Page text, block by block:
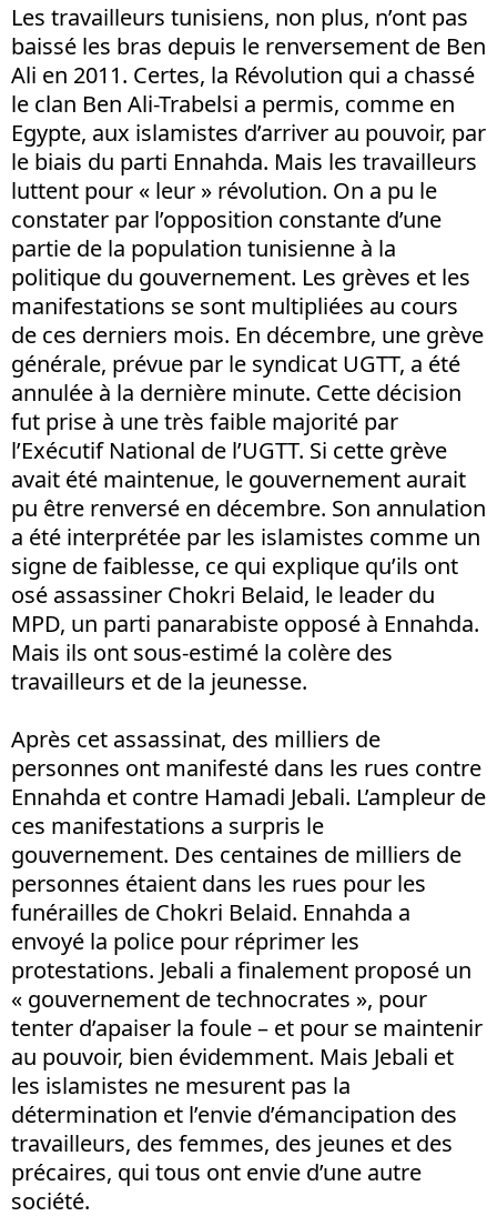
Les travailleurs tunisiens, non plus, n’ont pas
baissé les bras depuis le renversement de Ben
Ali en 2011. Certes, la Révolution qui a chassé
le clan Ben Ali-Trabelsi a permis, comme en
Egypte, aux islamistes d’arriver au pouvoir, par
le biais du parti Ennahda. Mais les travailleurs
luttent pour « leur » révolution. On a pu le
constater par l’opposition constante d’une
partie de la population tunisienne à la
politique du gouvernement. Les grèves et les
manifestations se sont multipliées au cours
de ces derniers mois. En décembre, une grève
générale, prévue par le syndicat UGTT, a été
annulée à la dernière minute. Cette décision
fut prise à une très faible majorité par
l’Exécutif National de l’UGTT. Si cette grève
avait été maintenue, le gouvernement aurait
pu être renversé en décembre. Son annulation
a été interprétée par les islamistes comme un
signe de faiblesse, ce qui explique qu’ils ont
osé assassiner Chokri Belaid, le leader du
MPD, un parti panarabiste opposé à Ennahda.
Mais ils ont sous-estimé la colère des
travailleurs et de la jeunesse.
Après cet assassinat, des milliers de
personnes ont manifesté dans les rues contre
Ennahda et contre Hamadi Jebali. L’ampleur de
ces manifestations a surpris le
gouvernement. Des centaines de milliers de
personnes étaient dans les rues pour les
funérailles de Chokri Belaid. Ennahda a
envoyé la police pour réprimer les
protestations. Jebali a finalement proposé un
« gouvernement de technocrates », pour
tenter d’apaiser la foule – et pour se maintenir
au pouvoir, bien évidemment. Mais Jebali et
les islamistes ne mesurent pas la
détermination et l’envie d’émancipation des
travailleurs, des femmes, des jeunes et des
précaires, qui tous ont envie d’une autre
société.